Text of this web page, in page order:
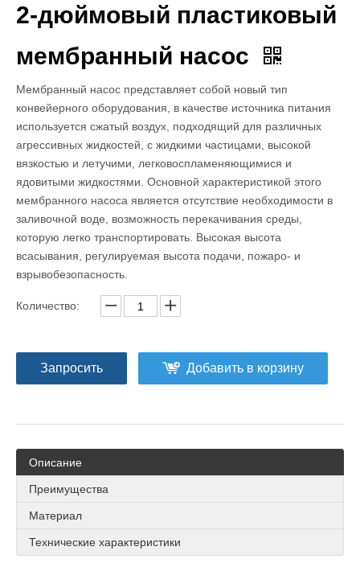
2-дюймовый пластиковый
мембранный насос
Мембранный насос представляет собой новый тип
конвейерного оборудования, в качестве источника питания
используется сжатый воздух, подходящий для различных
агрессивных жидкостей, с жидкими частицами, высокой
вязкостью и летучими, легковоспламеняющимися и
ядовитыми жидкостями. Основной характеристикой этого
мембранного насоса является отсутствие необходимости в
заливочной воде, возможность перекачивания среды,
которую легко транспортировать. Высокая высота
всасывания, регулируемая высота подачи, пожаро- и
взрывобезопасность.
Количество:
Запросить Добавить в корзину
Описание
Преимущества
Материал
Технические характеристики